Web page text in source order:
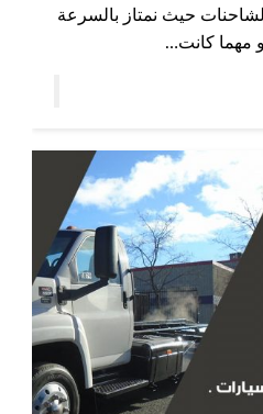
حيث نمتاز بالسرعة
مهما كانت…